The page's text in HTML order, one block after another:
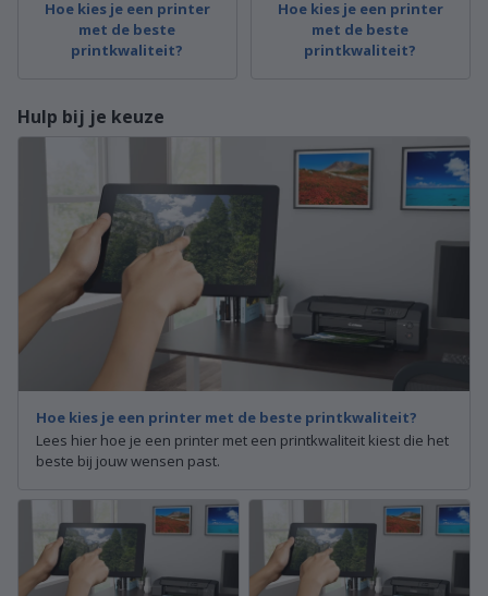
Hoe kies je een printer
met de beste
printkwaliteit?
Hoe kies je een printer
met de beste
printkwaliteit?
Hulp bij je keuze
Hoe kies je een printer met de beste printkwaliteit?
Lees hier hoe je een printer met een printkwaliteit kiest die het
beste bij jouw wensen past.